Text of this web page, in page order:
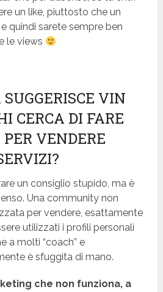
un like, piuttosto che un
quindi sarete sempre ben
le views
VIN
CERCA DI FARE
VENDERE
un consiglio stupido, ma è
Una community non
per vendere, esattamente
utilizzati i profili personali
a molti “coach” e
è sfuggita di mano.
che non funziona, a